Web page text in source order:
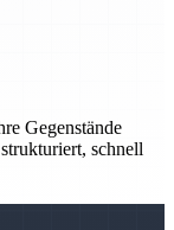
Gegenstände
schnell